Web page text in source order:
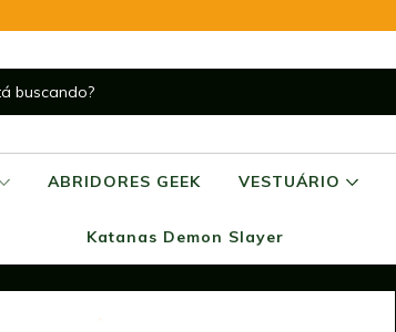
ABRIDORES GEEK VESTUÁRIO
Katanas Demon Slayer